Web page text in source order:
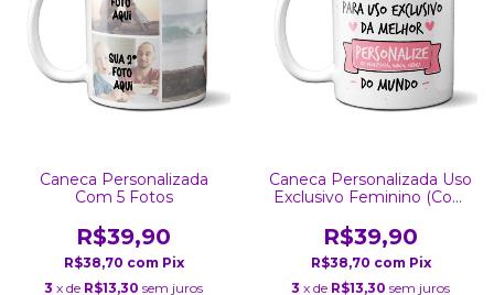
Caneca Personalizada
Com 5 Fotos
R$39,90
R$38,70 com Pix
3 x de R$13,30 sem juros
Caneca Personalizada Uso
Exclusivo Feminino (Com
R$39,90
R$38,70 com Pix
3 x de R$13,30 sem juros